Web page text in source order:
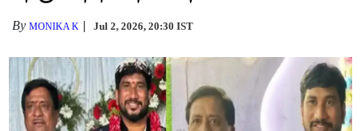
ByMONIKA K Jul 2, 2026, 20:30 IST